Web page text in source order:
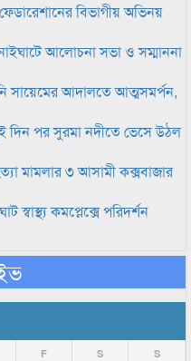
বিভাগীয় অভিনয়
আলোচনা সভা ও সম্মাননা
সায়েমের আদালতে আত্মসমর্পন,
দিন পর সুরমা নদীতে ভেসে উঠল
মামলার ৩ আসামী কক্সবাজার
স্বাস্থ্য কমপ্লেক্সে পরিদর্শন
F S S